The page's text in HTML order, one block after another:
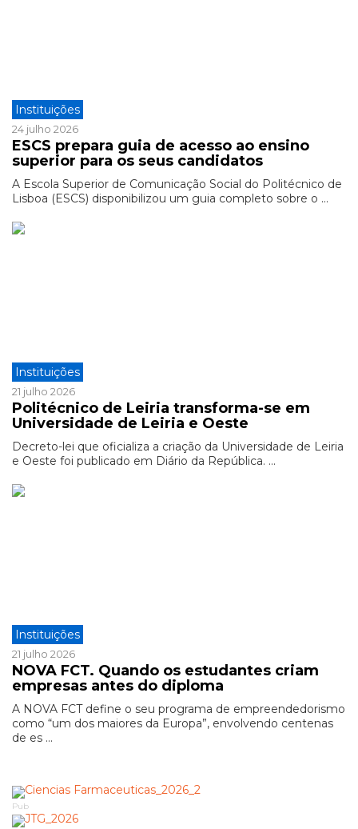
Instituições
24 julho 2026
ESCS prepara guia de acesso ao ensino
superior para os seus candidatos
A Escola Superior de Comunicação Social do Politécnico de
Lisboa (ESCS) disponibilizou um guia completo sobre o ...
Instituições
21 julho 2026
Politécnico de Leiria transforma-se em
Universidade de Leiria e Oeste
Decreto-lei que oficializa a criação da Universidade de Leiria
e Oeste foi publicado em Diário da República. ...
Instituições
21 julho 2026
NOVA FCT. Quando os estudantes criam
empresas antes do diploma
A NOVA FCT define o seu programa de empreendedorismo
como “um dos maiores da Europa”, envolvendo centenas
de es ...
Pub